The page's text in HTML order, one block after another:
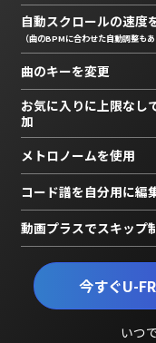
今すぐU-
いつ
自動スクロールの速度
（曲のBPMに合わせた自動調整もあ
曲のキーを変更
お気に入りに上限なし
加
メトロノームを使用
コード譜を自分用に編
動画プラスでスキップ